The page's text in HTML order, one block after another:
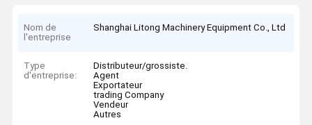
Nom de
l'entreprise
Shanghai Litong Machinery Equipment Co., Ltd
Type
d'entreprise:
Distributeur/grossiste.
Agent
Exportateur
trading Company
Vendeur
Autres